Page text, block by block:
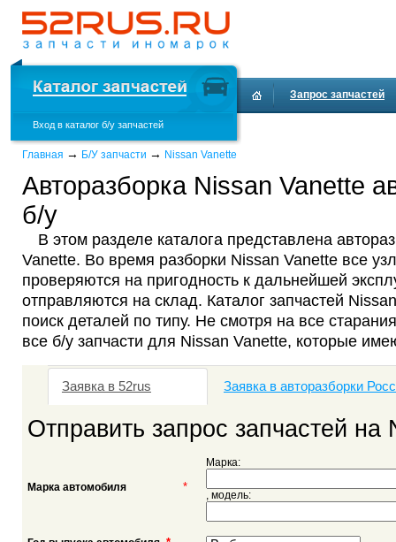
Вход в каталог б/у запчастей
Запрос запчастей
Главная → Б/У запчасти → Nissan Vanette
Авторазборка Nissan Vanette
б/у
В этом разделе каталога представлена
Vanette. Во время разборки Nissan Vanette все
проверяются на пригодность к дальнейшей
отправляются на склад. Каталог запчастей
поиск деталей по типу. Не смотря на все
все б/у запчасти для Nissan Vanette, которые
Заявка в 52rus Заявка в авторазборки
Отправить запрос запчастей на
Марка автомобиля *
Марка:
, модель: